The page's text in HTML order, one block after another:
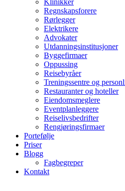
Klinikker
Regnskapsforere
Rørlegger
Elektrikere
Advokater
Utdanningsinstitusjoner
Byggefirmaer
Oppussing
Reisebyråer
Treningssentre og
Restauranter og hoteller
Eiendomsmeglere
Eventplanleggere
Reiselivsbedrifter
Rengjøringsfirmaer
Portefølje
Priser
Blogg
Fagbegreper
Kontakt